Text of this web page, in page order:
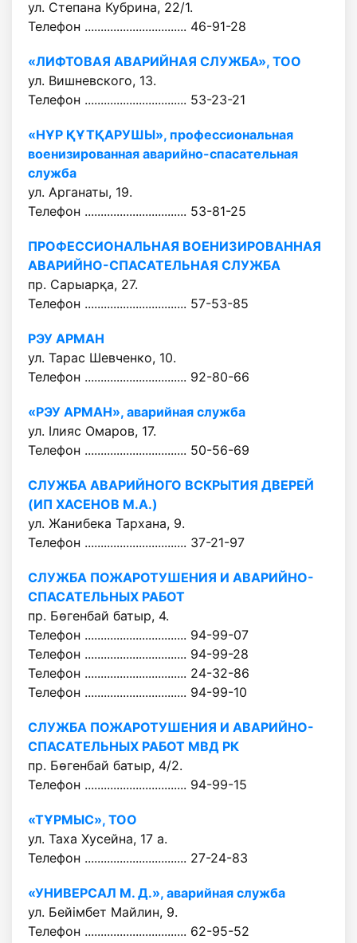
ул. Степана Кубрина, 22/1.
Телефон ................................ 46-91-28
«ЛИФТОВАЯ АВАРИЙНАЯ СЛУЖБА», ТОО
ул. Вишневского, 13.
Телефон ................................ 53-23-21
«НҰР ҚҰТҚАРУШЫ», профессиональная
военизированная аварийно-спасательная
служба
ул. Арганаты, 19.
Телефон ................................ 53-81-25
ПРОФЕССИОНАЛЬНАЯ ВОЕНИЗИРОВАННАЯ
АВАРИЙНО-СПАСАТЕЛЬНАЯ СЛУЖБА
пр. Сарыарқа, 27.
Телефон ................................ 57-53-85
РЭУ АРМАН
ул. Тарас Шевченко, 10.
Телефон ................................ 92-80-66
«РЭУ АРМАН», аварийная служба
ул. Ілияс Омаров, 17.
Телефон ................................ 50-56-69
СЛУЖБА АВАРИЙНОГО ВСКРЫТИЯ ДВЕРЕЙ
(ИП ХАСЕНОВ М.А.)
ул. Жанибека Тархана, 9.
Телефон ................................ 37-21-97
СЛУЖБА ПОЖАРОТУШЕНИЯ И АВАРИЙНО-
СПАСАТЕЛЬНЫХ РАБОТ
пр. Бөгенбай батыр, 4.
Телефон ................................ 94-99-07
Телефон ................................ 94-99-28
Телефон ................................ 24-32-86
Телефон ................................ 94-99-10
СЛУЖБА ПОЖАРОТУШЕНИЯ И АВАРИЙНО-
СПАСАТЕЛЬНЫХ РАБОТ МВД РК
пр. Бөгенбай батыр, 4/2.
Телефон ................................ 94-99-15
«ТҰРМЫС», ТОО
ул. Таха Хусейна, 17 а.
Телефон ................................ 27-24-83
«УНИВЕРСАЛ М. Д.», аварийная служба
ул. Бейімбет Майлин, 9.
Телефон ................................ 62-95-52